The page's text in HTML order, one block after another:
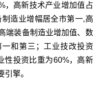
，高新技术产业增加值占
造业增幅居全市第一,高
端装备制造业增加值、数
和第三；工业技改投资
性投资比重为60%，高新
擎。